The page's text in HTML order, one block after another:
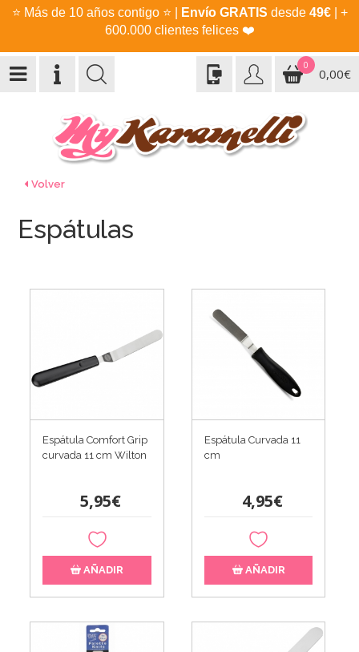
⭐ Más de 10 años contigo ⭐ Envío GRATIS desde 49€| +
600.000 clientes felices ❤️
0
0,00€
Volver
Espátulas
Espátula Comfort Grip
curvada 11 cm Wilton
5,95€
AÑADIR
Espátula Curvada 11
cm
4,95€
AÑADIR